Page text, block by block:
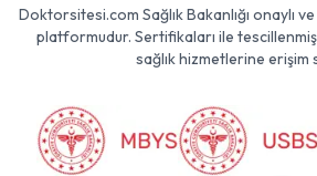
Doktorsitesi.com Sağlık Bakanlığı onaylı
platformudur. Sertifikaları ile tescillenmiş
sağlık hizmetlerine erişim